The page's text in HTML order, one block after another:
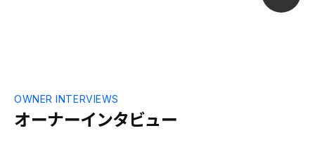
オーナーインタビュー
OWNER INTERVIEWS